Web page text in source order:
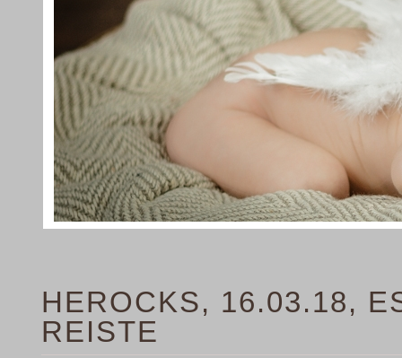
HEROCKS, 16.03.18,
REISTE